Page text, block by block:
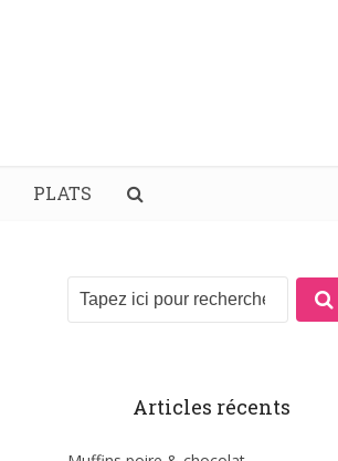
PLATS
Articles récents